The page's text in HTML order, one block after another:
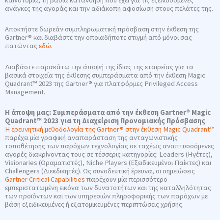
ανάγκες της αγοράς και την αδιάκοπη αφοσίωση στους πελάτες της.
Αποκτήστε δωρεάν συμπληρωματική πρόσβαση στην έκθεση της
Gartner® και διαβάστε την οποιαδήποτε στιγμή από μόνοι σας
πατώντας εδώ.
Διαβάστε παρακάτω την άποψή της ίδιας της εταιρείας για τα
βασικά στοιχεία της έκθεσης συμπεράσματα από την έκθεση Magic
Quadrant™ 2023 της Gartner® για πλατφόρμες Privileged Access
Management.
Η άποψη μας: Συμπεράσματα από την έκθεση Gartner® Magic
Quadrant™ 2023 για τη Διαχείριση Προνομιακής Πρόσβασης
Η ερευνητική μεθοδολογία της Gartner® στην έκθεση Magic Quadrant™
παρέχει μία γραφική αναπαράσταση της ανταγωνιστικής
τοποθέτησης των παρόχων τεχνολογίας σε ταχέως αναπτυσσόμενες
αγορές διακρίνοντας τους σε τέσσερις κατηγορίες: Leaders (Ηγέτες),
Visionaries (Οραματιστές), Niche Players (Εξειδικευμένοι Παίκτες) και
Challengers (Διεκδικητές). Ως συνοδευτική έρευνα, οι σημειώσεις
Gartner Critical Capabilities παρέχουν μία περισσότερο
εμπεριστατωμένη εικόνα των δυνατοτήτων και της καταλληλότητας
των προϊόντων και των υπηρεσιών πληροφορικής των παρόχων με
βάση εξειδικευμένες ή εξατομικευμένες περιπτώσεις χρήσης.